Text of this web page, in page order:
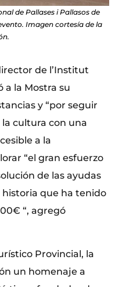
de Pallases i Pallasos de
Imagen cortesía de la
de l’Institut
a la Mostra su
y “por seguir
cultura con una
a la
“el gran esfuerzo
de las ayudas
historia que ha tenido
“, agregó
Provincial, la
un homenaje a